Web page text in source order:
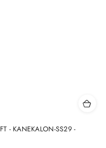
- KANEKALON-SS29 -